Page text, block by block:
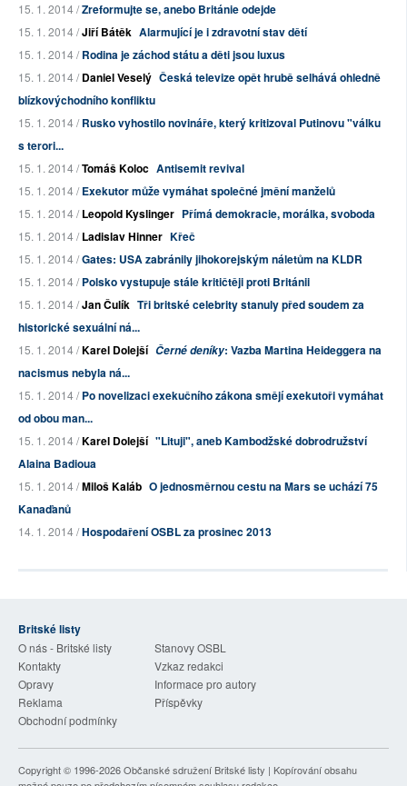
15. 1. 2014 /Zreformujte se, anebo Británie odejde
15. 1. 2014 /Jiří Bátěk Alarmující je i zdravotní stav dětí
15. 1. 2014 /Rodina je záchod státu a děti jsou luxus
15. 1. 2014 /Daniel Veselý Česká televize opět hrubě selhává ohledně
blízkovýchodního konfliktu
15. 1. 2014 /Rusko vyhostilo novináře, který kritizoval Putinovu "válku
s terori...
15. 1. 2014 /Tomáš Koloc Antisemit revival
15. 1. 2014 /Exekutor může vymáhat společné jmění manželů
15. 1. 2014 /Leopold Kyslinger Přímá demokracie, morálka, svoboda
15. 1. 2014 /Ladislav Hinner Křeč
15. 1. 2014 /Gates: USA zabránily jihokorejským náletům na KLDR
15. 1. 2014 /Polsko vystupuje stále kritičtěji proti Británii
15. 1. 2014 /Jan Čulík Tři britské celebrity stanuly před soudem za
historické sexuální ná...
15. 1. 2014 /Karel Dolejší Černé deníky: Vazba Martina Heideggera na
nacismus nebyla ná...
15. 1. 2014 /Po novelizaci exekučního zákona smějí exekutoři vymáhat
od obou man...
15. 1. 2014 /Karel Dolejší "Lituji", aneb Kambodžské dobrodružství
Alaina Badioua
15. 1. 2014 /Miloš Kaláb O jednosměrnou cestu na Mars se uchází 75
Kanaďanů
14. 1. 2014 /Hospodaření OSBL za prosinec 2013
Britské listy
O nás - Britské listy
Stanovy OSBL
Kontakty
Vzkaz redakci
Opravy
Informace pro autory
Reklama
Příspěvky
Obchodní podmínky
Copyright © 1996-2026Občanské sdružení Britské listy | Kopírování obsahu